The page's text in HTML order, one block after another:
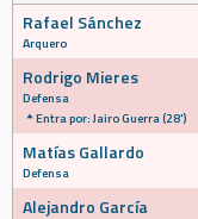
Rafael Sánchez
Arquero
Rodrigo Mieres
Defensa
Entra por: Jairo Guerra (28')
Matías Gallardo
Defensa
Alejandro García